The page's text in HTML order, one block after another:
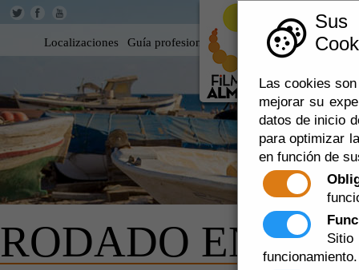
Las cookies
mejorar su
datos de inicio
para optimizar
en función de
funcionamiento.
Localizaciones Guía profesional Rodar en Almería 360
RODADO EN